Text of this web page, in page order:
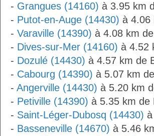
- Grangues (14160) à 3.95 km
- Putot-en-Auge (14430) à 4.06
- Varaville (14390) à 4.08 km
- Dives-sur-Mer (14160) à 4.52
- Dozulé (14430) à 4.57 km de
- Cabourg (14390) à 5.07 km
- Angerville (14430) à 5.20 km
- Petiville (14390) à 5.35 km de
- Saint-Léger-Dubosq (14430)
- Basseneville (14670) à 5.46